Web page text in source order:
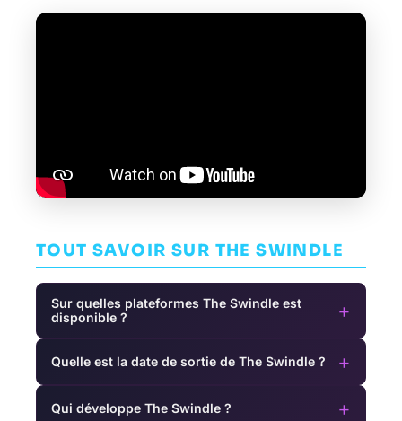
TOUT SAVOIR SUR THE SWINDLE
Sur quelles plateformes The Swindle est
disponible ?
+
Quelle est la date de sortie de The Swindle ? +
Qui développe The Swindle ? +